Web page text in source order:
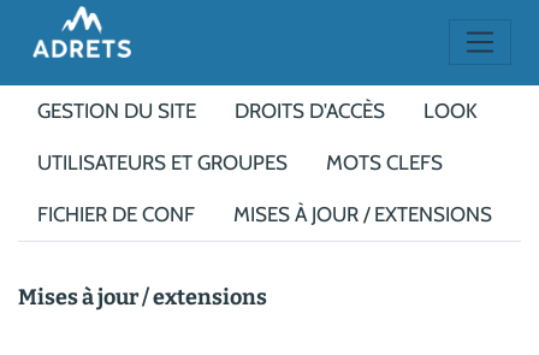
GESTION DU SITE DROITS D'ACCÈS LOOK
UTILISATEURS ET GROUPES MOTS CLEFS
FICHIER DE CONF MISES À JOUR / EXTENSIONS
Mises à jour / extensions